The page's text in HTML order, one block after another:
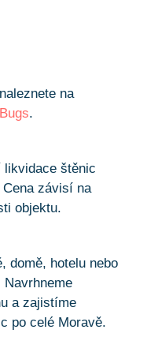
na
.
likvidace štěnic
Cena závisí na
objektu.
domě, hotelu nebo
Navrhneme
a zajistíme
po celé Moravě.